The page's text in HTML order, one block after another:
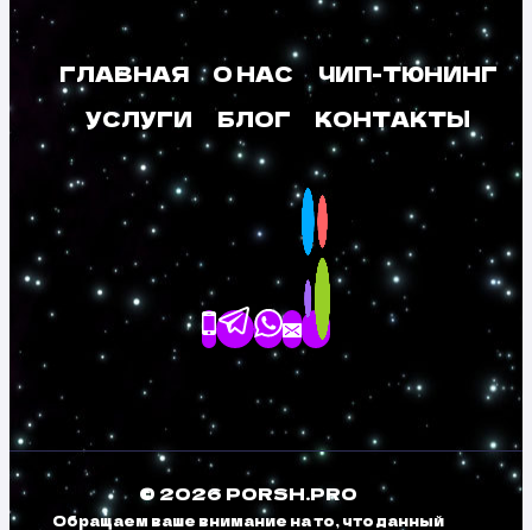
ГЛАВНАЯ О НАС
ЧИП-ТЮНИНГ
УСЛУГИ
БЛОГ КОНТАКТЫ
© 2026 PORSH.PRO
Обращаем ваше внимание на то, что данный